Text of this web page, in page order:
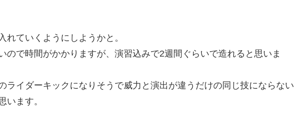
ていくようにしようかと。
で時間がかかりますが、演習込みで2週間ぐらいで造れると思いま
イダーキックになりそうで威力と演出が違うだけの同じ技にならない
います。